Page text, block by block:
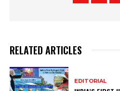
RELATED ARTICLES
EDITORIAL